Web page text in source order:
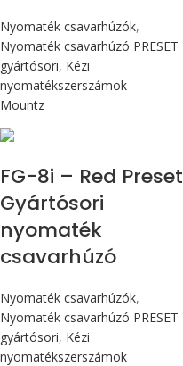
Nyomaték csavarhúzók,
Nyomaték csavarhúzó PRESET
gyártósori, Kézi
nyomatékszerszámok
Mountz
FG-8i – Red Preset
Gyártósori
nyomaték
csavarhúzó
Nyomaték csavarhúzók,
Nyomaték csavarhúzó PRESET
gyártósori, Kézi
nyomatékszerszámok